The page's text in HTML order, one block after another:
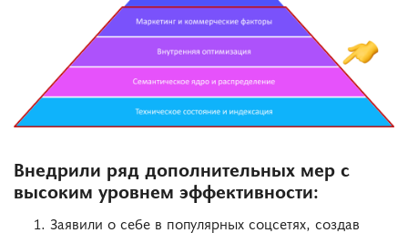
Внедрили ряд дополнительных мер с
высоким уровнем эффективности:
Заявили о себе в популярных соцсетях, создав